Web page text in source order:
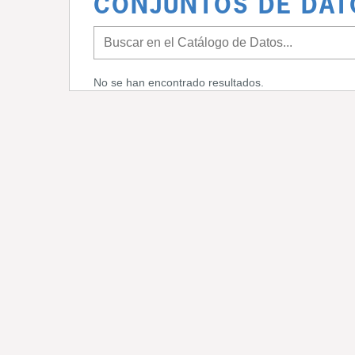
CONJUNTOS DE
No se han encontrado resultados.